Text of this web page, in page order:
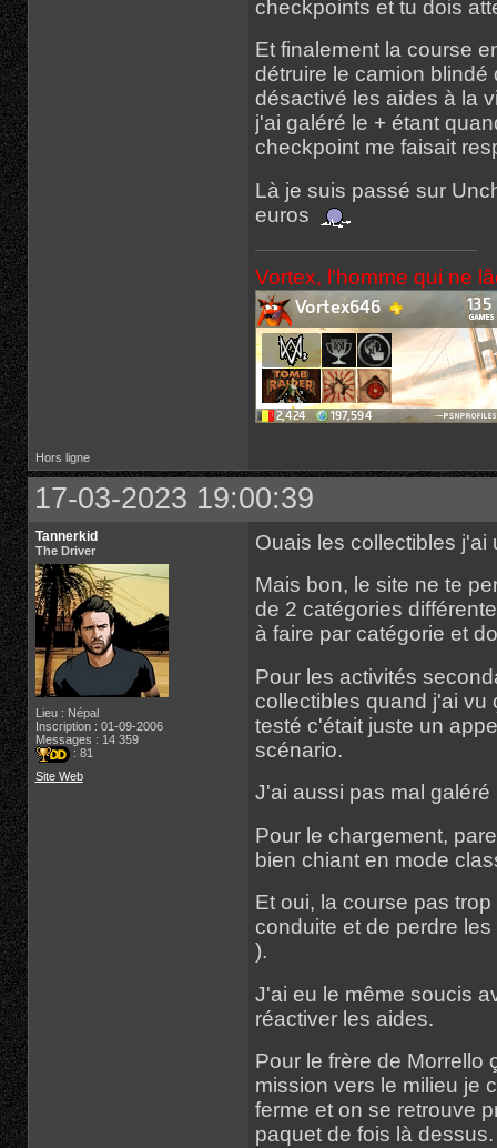
checkpoints et tu dois
Et finalement la course
détruire le camion
désactivé les aides à la
j'ai galéré le + étant
checkpoint me faisait
Là je suis passé sur
euros
Vortex, l'homme qui ne
Hors ligne
17-03-2023 19:00:39
Tannerkid
The Driver
Lieu : Népal
Inscription : 01-09-2006
Messages : 14 359
: 81
Site Web
Ouais les collectibles j'ai
Mais bon, le site ne te
de 2 catégories
à faire par catégorie et
Pour les activités
collectibles quand j'ai vu
testé c'était juste un
scénario.
J'ai aussi pas mal
Pour le chargement,
bien chiant en mode
Et oui, la course pas
conduite et de perdre
).
J'ai eu le même soucis
réactiver les aides.
Pour le frère de Morrello
mission vers le milieu je
ferme et on se retrouve
paquet de fois là dessus.